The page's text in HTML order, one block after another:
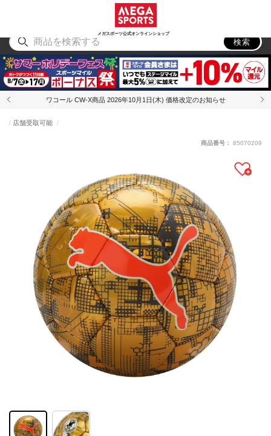
メガスポーツ公式オンラインショップ
アウトドア
検索
ワコール CW-X商品 2026年10月1日(木) 価格改定のお知らせ
店舗受取可能
商品番号： 85070209